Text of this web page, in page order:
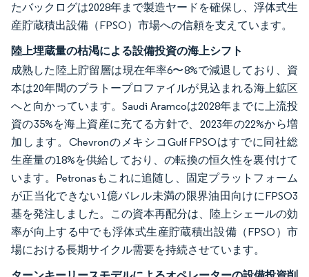
たバックログは2028年まで製造ヤードを確保し、浮体式生
産貯蔵積出設備（FPSO）市場への信頼を支えています。
陸上埋蔵量の枯渇による設備投資の海上シフト
成熟した陸上貯留層は現在年率6〜8%で減退しており、資
本は20年間のプラトープロファイルが見込まれる海上鉱区
へと向かっています。Saudi Aramcoは2028年までに上流投
資の35%を海上資産に充てる方針で、2023年の22%から増
加します。ChevronのメキシコGulf FPSOはすでに同社総
生産量の18%を供給しており、の転換の恒久性を裏付けて
います。Petronasもこれに追随し、固定プラットフォーム
が正当化できない1億バレル未満の限界油田向けにFPSO3
基を発注しました。この資本再配分は、陸上シェールの効
率が向上する中でも浮体式生産貯蔵積出設備（FPSO）市
場における長期サイクル需要を持続させています。